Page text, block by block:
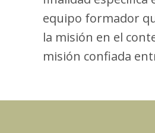
equipo formador
la misión en el
misión confiada